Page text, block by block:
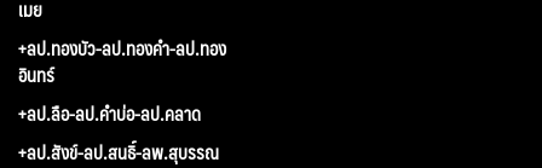
เมย
+ลป.ทองบัว-ลป.ทองคำ-ลป.ทอง
อินทร์
+ลป.ลือ-ลป.คำบ่อ-ลป.คลาด
+ลป.สังข์-ลป.สนธิ์-ลพ.สุบรรณ